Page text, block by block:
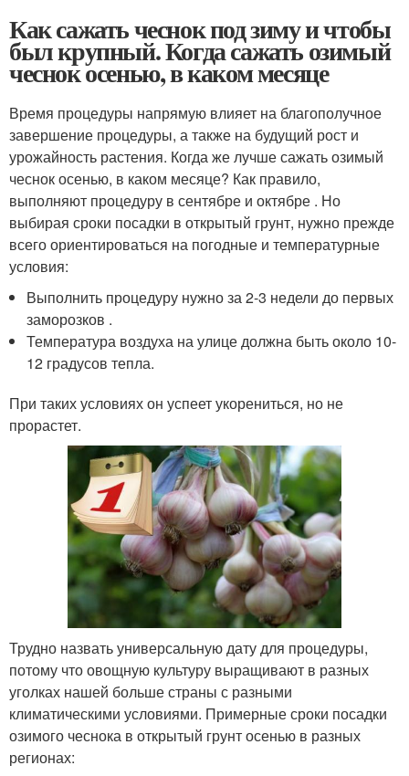
Как сажать чеснок под зиму и чтобы
был крупный. Когда сажать озимый
чеснок осенью, в каком месяце
Время процедуры напрямую влияет на благополучное
завершение процедуры, а также на будущий рост и
урожайность растения. Когда же лучше сажать озимый
чеснок осенью, в каком месяце? Как правило,
выполняют процедуру в сентябре и октябре . Но
выбирая сроки посадки в открытый грунт, нужно прежде
всего ориентироваться на погодные и температурные
условия:
Выполнить процедуру нужно за 2-3 недели до первых
заморозков .
Температура воздуха на улице должна быть около 10-
12 градусов тепла.
При таких условиях он успеет укорениться, но не
прорастет.
Трудно назвать универсальную дату для процедуры,
потому что овощную культуру выращивают в разных
уголках нашей больше страны с разными
климатическими условиями. Примерные сроки посадки
озимого чеснока в открытый грунт осенью в разных
регионах: